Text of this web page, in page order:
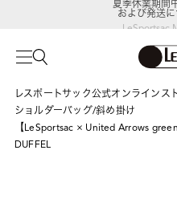
LeSportsac
ポイントアップ
および発送
レスポートサック公式オンラインス
ショルダーバッグ/斜め掛け
【LeSportsac × United Arrows
DUFFEL